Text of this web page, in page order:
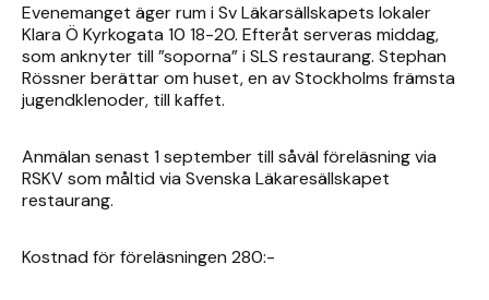
Evenemanget äger rum i Sv Läkarsällskapets lokaler
Klara Ö Kyrkogata 10 18-20. Efteråt serveras middag,
som anknyter till ”soporna” i SLS restaurang. Stephan
Rössner berättar om huset, en av Stockholms främsta
jugendklenoder, till kaffet.
Anmälan senast 1 september till såväl föreläsning via
RSKV som måltid via Svenska Läkaresällskapet
restaurang.
Kostnad för föreläsningen 280:-